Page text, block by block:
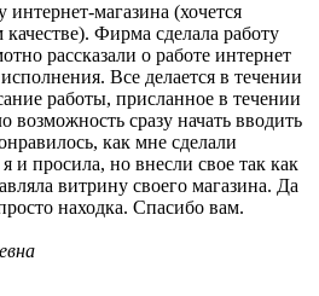
интернет-магазина (хочется
Фирма сделала работу
рассказали о работе интернет
Все делается в течении
работы, присланное в течении
возможность сразу начать вводить
как мне сделали
и просила, но внесли свое так как
витрину своего магазина. Да
находка. Спасибо вам.